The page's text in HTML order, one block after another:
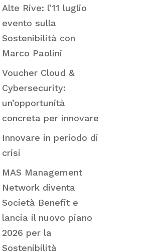
Alte Rive: l’11 luglio
evento sulla
Sostenibilità con
Marco Paolini
Voucher Cloud &
Cybersecurity:
un’opportunità
concreta per innovare
Innovare in periodo di
crisi
MAS Management
Network diventa
Società Benefit e
lancia il nuovo piano
2026 per la
Sostenibilità